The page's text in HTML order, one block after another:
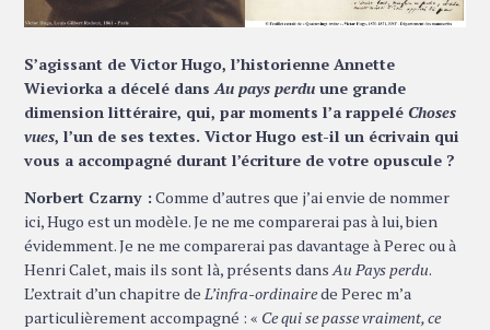
S’agissant de Victor Hugo, l’historienne Annette
Wieviorka a décelé dansAu pays perdu une grande
dimension littéraire, qui, par moments l’a rappelé Choses
vues, l’un de ses textes. Victor Hugo est-il un écrivain qui
vous a accompagné durant l’écriture de votre opuscule ?
Norbert Czarny : Comme d’autres que j’ai envie de nommer
ici, Hugo est un modèle. Je ne me comparerai pas à lui, bien
évidemment. Je ne me comparerai pas davantage à Perec ou à
Henri Calet, mais ils sont là, présents dansAu Pays perdu.
L’extrait d’un chapitre de L’infra-ordinairede Perec m’a
particulièrement accompagné : « Ce qui se passe vraiment, ce